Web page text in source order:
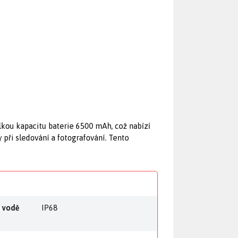
kapacitu baterie 6500 mAh, což nabízí
při sledování a fotografování. Tento
vodě IP68